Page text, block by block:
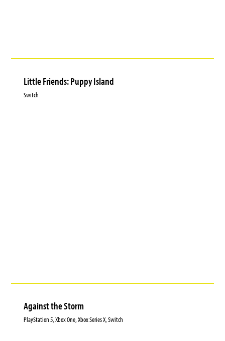
Little Friends: Puppy Island
Switch
Against the Storm
PlayStation 5, Xbox One, Xbox Series X, Switch